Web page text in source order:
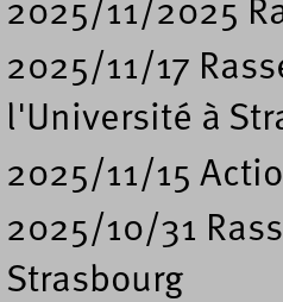
2025/11/2025
2025/11/17
l'Université à
2025/11/15
2025/10/31
Strasbourg